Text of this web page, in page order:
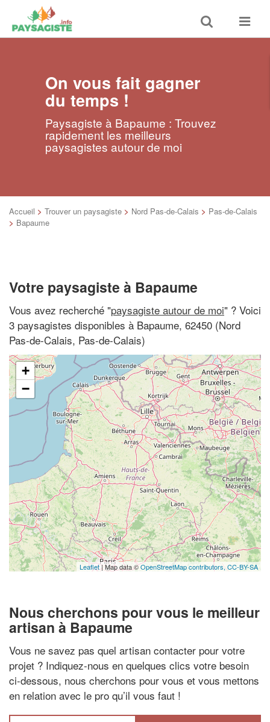
Toggle
search
Toggle
On vous fait gagner
du temps !
Paysagiste à Bapaume : Trouvez
rapidement les meilleurs
paysagistes autour de moi
Accueil > Trouver un paysagiste > Nord Pas-de-Calais > Pas-de-Calais
> Bapaume
Votre paysagiste à Bapaume
Vous avez recherché "paysagiste autour de moi" ? Voici
3 paysagistes disponibles à Bapaume, 62450 (Nord
Pas-de-Calais, Pas-de-Calais)
+
−
Leaflet| Map data ©OpenStreetMap contributors,CC-BY-SA
Nous cherchons pour vous le meilleur
artisan à Bapaume
Vous ne savez pas quel artisan contacter pour votre
projet ? Indiquez-nous en quelques clics votre besoin
ci-dessous, nous cherchons pour vous et vous mettons
en relation avec le pro qu’il vous faut !